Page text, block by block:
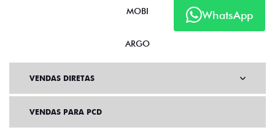
WhatsApp
MOBI
ARGO
VENDAS DIRETAS
VENDAS PARA PCD